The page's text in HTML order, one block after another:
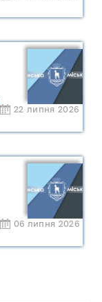
22 липня 2026
06 липня 2026